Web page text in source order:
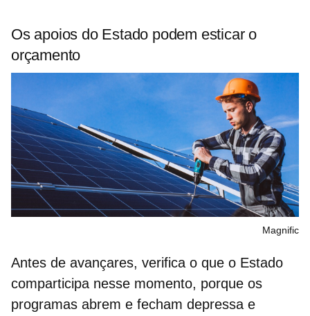
Os apoios do Estado podem esticar o
orçamento
Magnific
Antes de avançares, verifica o que o Estado
comparticipa nesse momento, porque os
programas abrem e fecham depressa e